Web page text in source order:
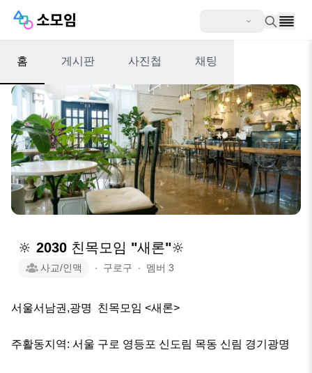
홈 게시판 사진첩 채팅
🔆 2030 친목모임 "새론"🔆
사교/인맥 ∙ 구로구 ∙ 멤버 3
서울서남권,광명  친목모임 <새론>
주활동지역: 서울 구로 영등포 신도림 목동 신림 경기광명